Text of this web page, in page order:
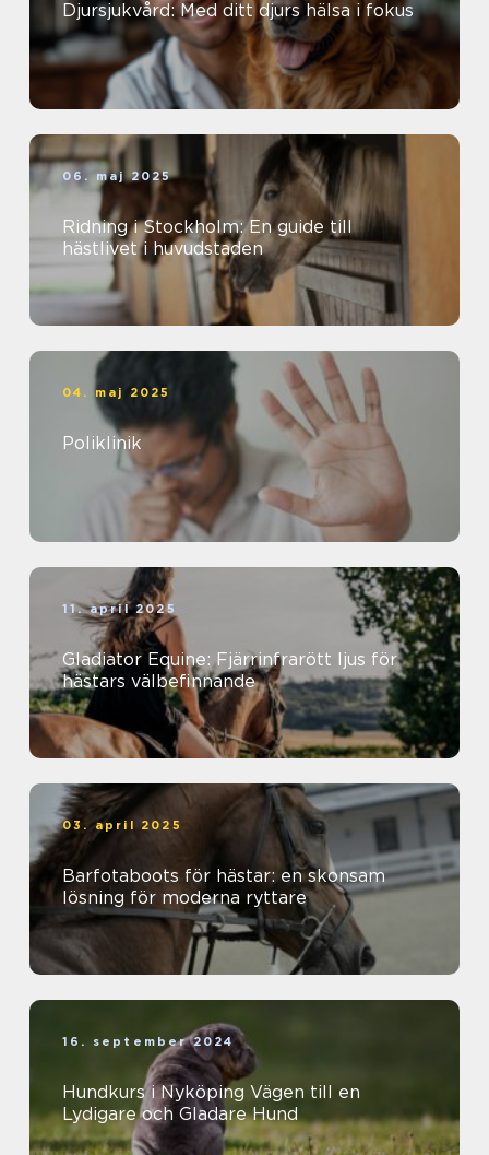
Djursjukvård: Med ditt djurs hälsa i fokus
06. maj 2025
Ridning i Stockholm: En guide till
hästlivet i huvudstaden
04. maj 2025
Poliklinik
11. april 2025
Gladiator Equine: Fjärrinfrarött ljus för
hästars välbefinnande
03. april 2025
Barfotaboots för hästar: en skonsam
lösning för moderna ryttare
16. september 2024
Hundkurs i Nyköping Vägen till en
Lydigare och Gladare Hund